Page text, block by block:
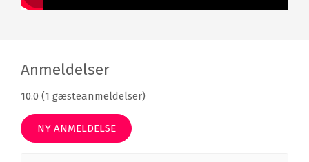
Anmeldelser
10.0 (1 gæsteanmeldelser)
NY ANMELDELSE